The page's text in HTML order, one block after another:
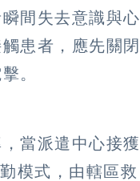
間失去意識與心
患者，應先關閉
。
當派遣中心接獲
模式，由轄區救